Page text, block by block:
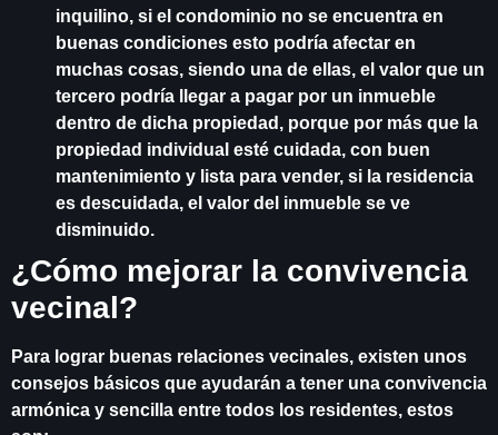
inquilino, si el condominio no se encuentra en
buenas condiciones esto podría afectar en
muchas cosas, siendo una de ellas, el valor que un
tercero podría llegar a pagar por un inmueble
dentro de dicha propiedad, porque por más que la
propiedad individual esté cuidada, con buen
mantenimiento y lista para vender, si la residencia
es descuidada, el valor del inmueble se ve
disminuido.
¿Cómo mejorar la convivencia
vecinal?
Para lograr buenas relaciones vecinales, existen unos
consejos básicos que ayudarán a tener una convivencia
armónica y sencilla entre todos los residentes, estos